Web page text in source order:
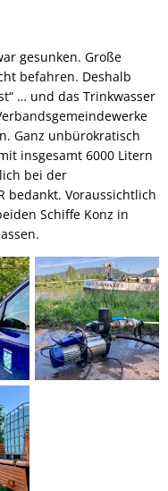
gesunken. Große
befahren. Deshalb
… und das Trinkwasser
Ganz unbürokratisch
insgesamt 6000 Litern
bei der
bedankt. Voraussichtlich
Schiffe Konz in